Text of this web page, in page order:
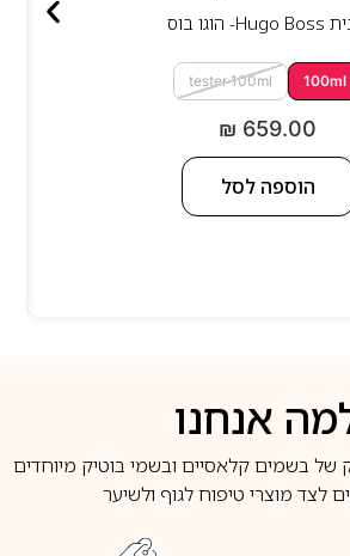
Hugo Boss- הוגו בוס
100ml
tester 100ml
₪ 659.00
הוספה לסל
אנחנו
בשמים קלאסיים ובשמי בוטיק מיוחדים
לצד מוצרי טיפוח לגוף ולשיער